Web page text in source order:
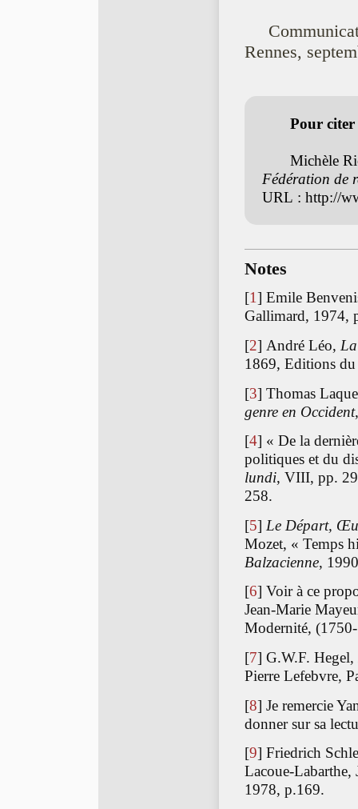
Rennes,
Pour citer
Michèle
Fédération de
URL : http://
Notes
[1] Emile
Gallimard, 1974,
[2] André Léo,
1869, Editions
[3] Thomas
genre en Occident
[4] « De la
politiques et du
lundi, VIII, pp.
258.
[5] Le Départ,
Mozet, « Temps
Balzacienne,
[6] Voir à ce
Jean-Marie
Modernité,
[7] G.W.F. Hegel,
Pierre Lefebvre,
[8] Je remercie
donner sur sa
[9] Friedrich
Lacoue-Labarthe,
1978, p.169.